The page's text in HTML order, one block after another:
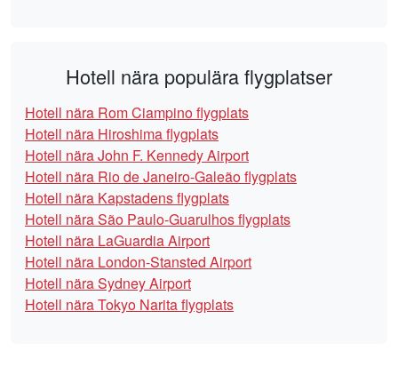
Hotell nära populära flygplatser
Hotell nära Rom Ciampino flygplats
Hotell nära Hiroshima flygplats
Hotell nära John F. Kennedy Airport
Hotell nära Rio de Janeiro-Galeão flygplats
Hotell nära Kapstadens flygplats
Hotell nära São Paulo-Guarulhos flygplats
Hotell nära LaGuardia Airport
Hotell nära London-Stansted Airport
Hotell nära Sydney Airport
Hotell nära Tokyo Narita flygplats